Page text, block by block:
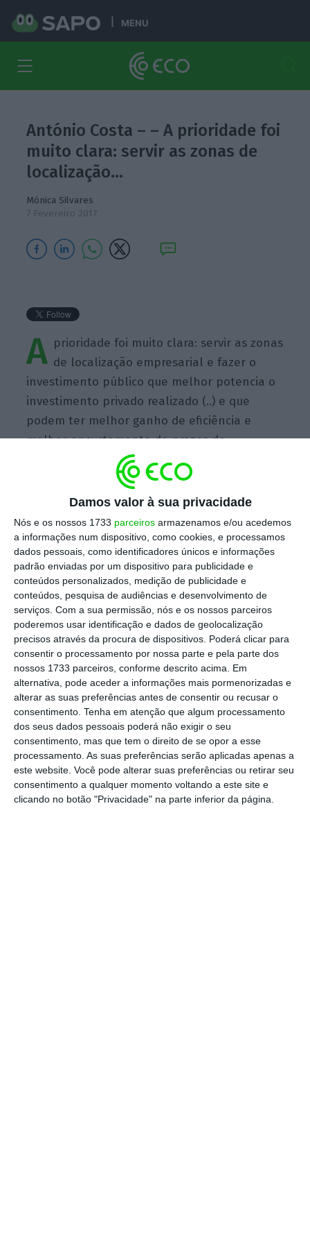
Damos valor à sua privacidade
Nós e os nossos 1733 parceiros armazenamos e/ou acedemos
a informações num dispositivo, como cookies, e processamos
dados pessoais, como identificadores únicos e informações
padrão enviadas por um dispositivo para publicidade e
conteúdos personalizados, medição de publicidade e
conteúdos, pesquisa de audiências e desenvolvimento de
serviços. Com a sua permissão, nós e os nossos parceiros
poderemos usar identificação e dados de geolocalização
precisos através da procura de dispositivos. Poderá clicar para
consentir o processamento por nossa parte e pela parte dos
nossos 1733 parceiros, conforme descrito acima. Em
alternativa, pode aceder a informações mais pormenorizadas e
alterar as suas preferências antes de consentir ou recusar o
consentimento. Tenha em atenção que algum processamento
dos seus dados pessoais poderá não exigir o seu
consentimento, mas que tem o direito de se opor a esse
processamento. As suas preferências serão aplicadas apenas a
este website. Você pode alterar suas preferências ou retirar seu
consentimento a qualquer momento voltando a este site e
clicando no botão "Privacidade" na parte inferior da página.
MENU
António Costa – – A prioridade foi
muito clara: servir as zonas de
localização…
Mónica Silvares
7 Fevereiro 2017
A prioridade foi muito clara: servir as zonas
de localização empresarial e fazer o
investimento público que melhor potencia o
investimento privado realizado (..) e que
podem ter melhor ganho de eficiência e
melhor encurtamento de prazos de
distribuição de mercadorias ou de acesso às
matérias primas.
https://eco.sapo.pt/quote/antonio-costa-a-prioridade-foi-muito-clara-servir-as-zonas-de-localizacao-6/ Copiar
Assine o ECO Premium
No momento em que a informação é
mais importante do que nunca, apoie
o jornalismo independente e rigoroso.
De que forma? Assine o ECO Premium e
tenha acesso a notícias exclusivas, à
opinião que conta, às reportagens e